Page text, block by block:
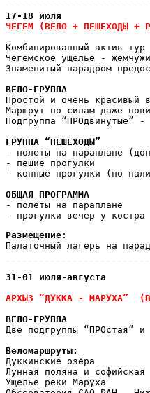
17-18 июля
ЧЕГЕМ (ВЕЛО + ПЕШЕХОДЫ +
Комбинированный актив тур
Чегемское ущелье -
Знаменитый парадром
ВЕЛО-ГРУППА
Простой и очень красивый
Маршрут по силам даже
Подгруппа “ПРОдвинутые”
ГРУППА “ПЕШЕХОДЫ”
- полеты на параплане
- пешие прогулки
- конные прогулки (по
ОБЩАЯ ПРОГРАММА
- полёты на параплане
- прогулки вечер у костра
Размещение :
Палаточный лагерь на
31-01 июля-августа
АРХЫЗ “ДУККА - МАРУХА”
ВЕЛО-ГРУППА
Две подгруппы “ПРОстая”
Веломаршруты:
Дуккинские озёра
Лунная поляна и софийская
Ущелье реки Маруха